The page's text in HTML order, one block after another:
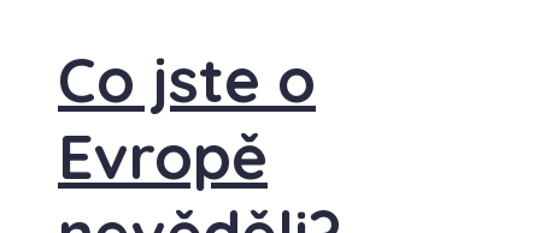
Co jste o
Evropě